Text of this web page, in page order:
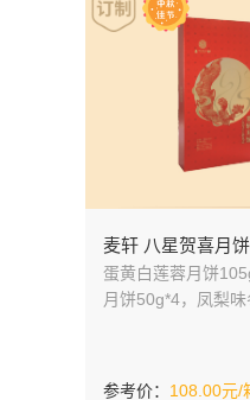
麦轩 八星贺喜月
蛋黄白莲蓉月饼
月饼50g*4，凤梨
参考价： 108.00元/